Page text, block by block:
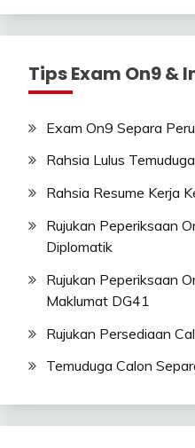
Tips Exam On9 &
Exam On9 Separa
Rahsia Lulus
Rahsia Resume Kerja
Rujukan Peperiksaan
Diplomatik
Rujukan Peperiksaan
Maklumat DG41
Rujukan Persediaan
Temuduga Calon